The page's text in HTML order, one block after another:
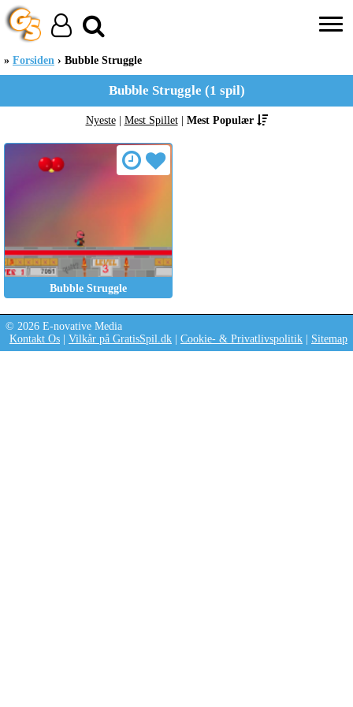
Forsiden Bubble Struggle
Bubble Struggle (1 spil)
Nyeste Mest Spillet Mest Populær
Bubble Struggle
© 2026 E-novative Media
Kontakt Os
Vilkår på GratisSpil.dk Cookie- & Privatlivspolitik Sitemap